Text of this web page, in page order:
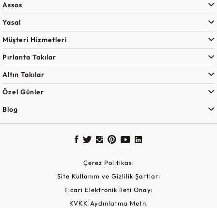
Assos
Yasal
Müşteri Hizmetleri
Pırlanta Takılar
Altın Takılar
Özel Günler
Blog
Çerez Politikası
Site Kullanım ve Gizlilik Şartları
Ticari Elektronik İleti Onayı
KVKK Aydınlatma Metni